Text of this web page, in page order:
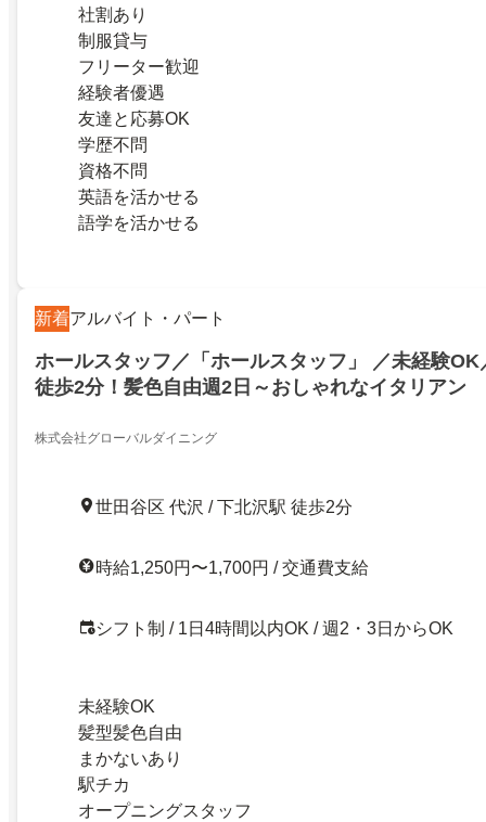
社割あり
制服貸与
フリーター歓迎
経験者優遇
友達と応募OK
学歴不問
資格不問
英語を活かせる
語学を活かせる
新着アルバイト・パート
ホールスタッフ／「ホールスタッフ」 ／未経験OK
徒歩2分！髪色自由週2日～おしゃれなイタリアン
株式会社グローバルダイニング
世田谷区 代沢 / 下北沢駅 徒歩2分
時給1,250円〜1,700円 / 交通費支給
シフト制 / 1日4時間以内OK / 週2・3日からOK
未経験OK
髪型髪色自由
まかないあり
駅チカ
オープニングスタッフ